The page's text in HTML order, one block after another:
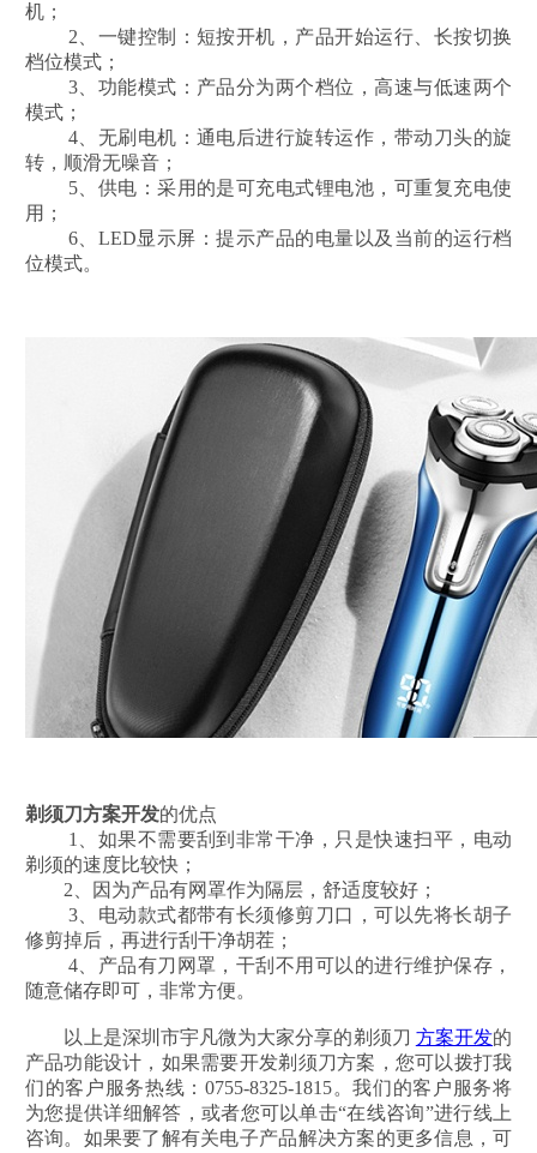
机；
2、一键控制：短按开机，产品开始运行、长按切换
档位模式；
3、功能模式：产品分为两个档位，高速与低速两个
模式；
4、无刷电机：通电后进行旋转运作，带动刀头的旋
转，顺滑无噪音；
5、供电：采用的是可充电式锂电池，可重复充电使
用；
6、LED显示屏：提示产品的电量以及当前的运行档
位模式。
剃须刀方案开发的优点
1、如果不需要刮到非常干净，只是快速扫平，电动
剃须的速度比较快；
2、因为产品有网罩作为隔层，舒适度较好；
3、电动款式都带有长须修剪刀口，可以先将长胡子
修剪掉后，再进行刮干净胡茬；
4、产品有刀网罩，干刮不用可以的进行维护保存，
随意储存即可，非常方便。
以上是深圳市宇凡微为大家分享的剃须刀 方案开发的
产品功能设计，如果需要开发剃须刀方案，您可以拨打我
们的客户服务热线：0755-8325-1815。我们的客户服务将
为您提供详细解答，或者您可以单击“在线咨询”进行线上
咨询。如果要了解有关电子产品解决方案的更多信息，可